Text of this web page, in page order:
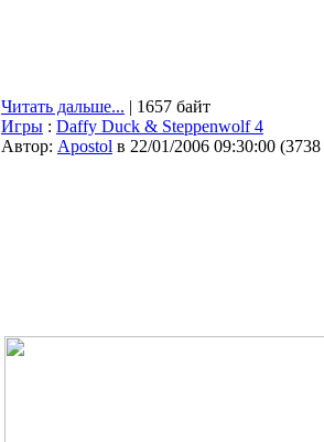
Читать дальше... | 1657 байт
Игры : Daffy Duck & Steppenwolf 4
Автор: Apostol в 22/01/2006 09:30:00 (